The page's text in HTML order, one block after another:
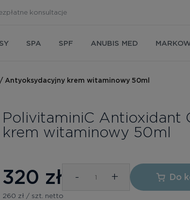
konsultacje
SPA SPF ANUBIS MED
krem ​​witaminowy 50ml
PolivitaminiC
krem ​​witaminowy 50ml
320 zł - + Do
260 zł / szt. netto